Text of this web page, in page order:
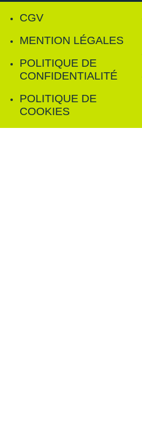
CGV
MENTION LÉGALES
POLITIQUE DE
CONFIDENTIALITÉ
POLITIQUE DE
COOKIES